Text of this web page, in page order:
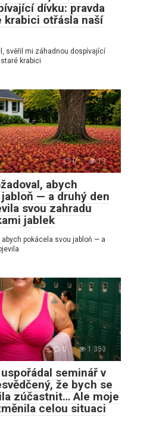
dívku: pravda
krabici otřásla naší
svěřil mi záhadnou dospívající
krabici
0 13
abych
— a druhý den
svou zahradu
jablek
pokácela svou jabloň — a
0 1 353
seminář v
že bych se
zúčastnit… Ale moje
celou situaci